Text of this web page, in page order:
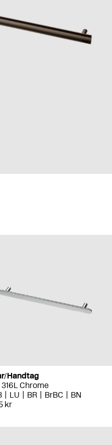
Handtag
Chrome
LU BR BrBC
BN
kr